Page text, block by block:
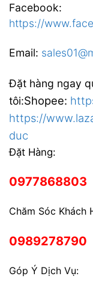
Facebook:
https://
Email:
Đặt hàng ngay
tôi:Shopee:
https://
duc
Đặt Hàng:
0977868803
Chăm Sóc Khách
0989278790
Góp Ý Dịch Vụ: